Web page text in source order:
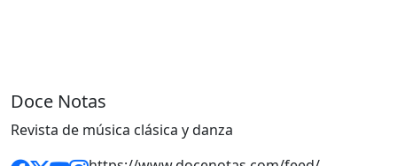
Doce Notas
Revista de música clásica y danza